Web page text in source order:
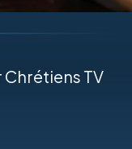
Chrétiens TV